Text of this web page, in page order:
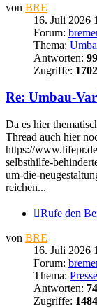
von BRE
16. Juli 2026
Forum:
Thema:
Antworten: 99
Zugriffe:
Re: Umbau-
Da es hier
Thread auch hier
https://
selbsthilfe-
um-die-
reichen...
Rufe den
von BRE
16. Juli 2026
Forum:
Thema:
Antworten:
Zugriffe: